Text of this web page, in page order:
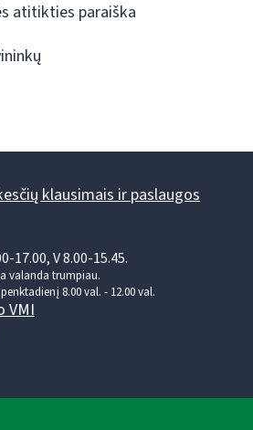
atitikties paraiška
klausimais ir paslaugos
17.00, V 8.00-15.45.
valanda trumpiau.
8.00 val. - 12.00 val.
VMI